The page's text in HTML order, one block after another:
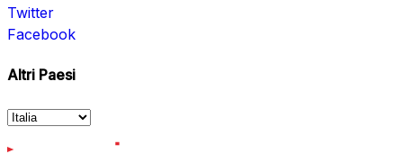
Twitter
Facebook
Altri Paesi